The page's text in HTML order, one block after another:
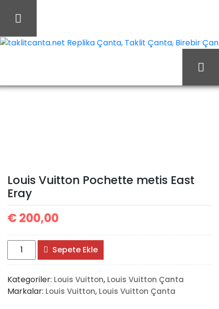
Louis Vuitton Pochette metis East
Eray
€200,00
Louis
Vuitton
Pochette
metis
East
Sepete Ekle
Kategoriler: Louis Vuitton, Louis Vuitton Çanta
Markalar: Louis Vuitton, Louis Vuitton Çanta